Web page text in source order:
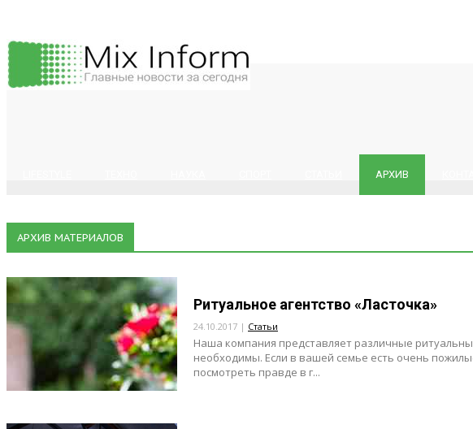
АРХИВ
АРХИВ МАТЕРИАЛОВ
Ритуальное агентство «Ласточка»
24.10.2017 | Статьи
Наша компания представляет различные
необходимы. Если в вашей семье есть очень
посмотреть правде в г...